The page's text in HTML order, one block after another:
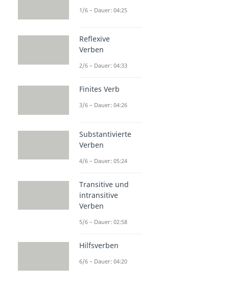
1/6 – Dauer: 04:25
Reflexive
Verben
2/6 – Dauer: 04:33
Finites Verb
3/6 – Dauer: 04:26
Substantivierte
Verben
4/6 – Dauer: 05:24
Transitive und
intransitive
Verben
5/6 – Dauer: 02:58
Hilfsverben
6/6 – Dauer: 04:20